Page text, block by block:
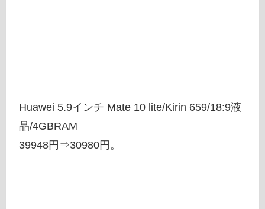
Huawei 5.9インチ Mate 10 lite/Kirin 659/18:9液
晶/4GBRAM
39948円⇒30980円。